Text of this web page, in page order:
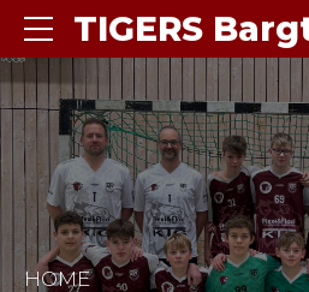
TIGERS
HOME